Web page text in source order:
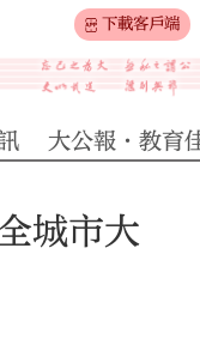
下載客戶端
大公報·教育
城市大